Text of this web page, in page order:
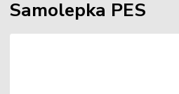
Samolepka PES